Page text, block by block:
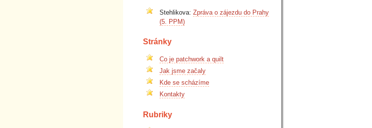
Stehlikova: Zpráva o zájezdu do Prahy
(5. PPM)
Stránky
Co je patchwork a quilt
Jak jsme začaly
Kde se scházíme
Kontakty
Rubriky